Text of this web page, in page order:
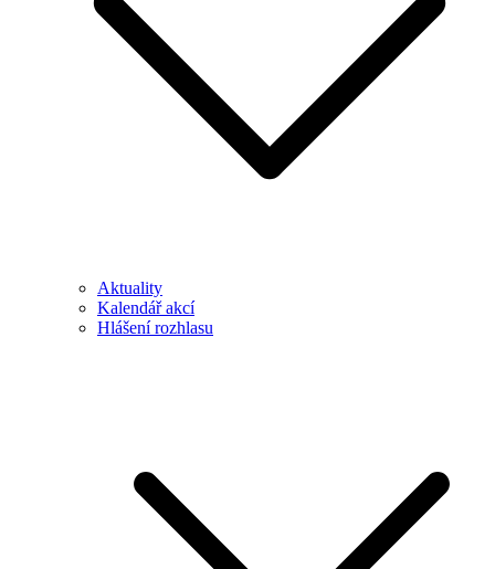
Aktuality
Kalendář akcí
Hlášení rozhlasu